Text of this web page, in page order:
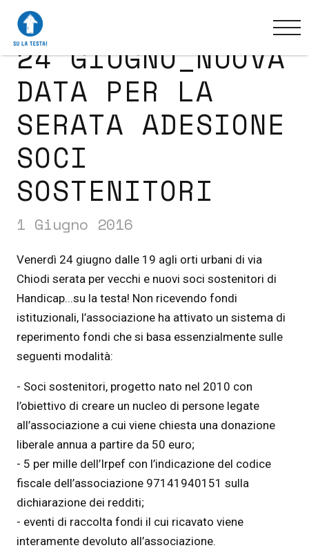
24 GIUGNO_NUOVA
DATA PER LA
SERATA ADESIONE
SOCI
SOSTENITORI
1 Giugno 2016
Venerdì 24 giugno dalle 19 agli orti urbani di via
Chiodi serata per vecchi e nuovi soci sostenitori di
Handicap...su la testa! Non ricevendo fondi
istituzionali, l’associazione ha attivato un sistema di
reperimento fondi che si basa essenzialmente sulle
seguenti modalità:
- Soci sostenitori, progetto nato nel 2010 con
l’obiettivo di creare un nucleo di persone legate
all’associazione a cui viene chiesta una donazione
liberale annua a partire da 50 euro;
- 5 per mille dell’Irpef con l’indicazione del codice
fiscale dell’associazione 97141940151 sulla
dichiarazione dei redditi;
- eventi di raccolta fondi il cui ricavato viene
interamente devoluto all’associazione.